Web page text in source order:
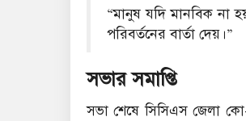
“মানুষ যদি মানবিক না
পরিবর্তনের বার্তা দেয়।”
সভার সমাপ্তি
সভা শেষে সিসিএস জেলা